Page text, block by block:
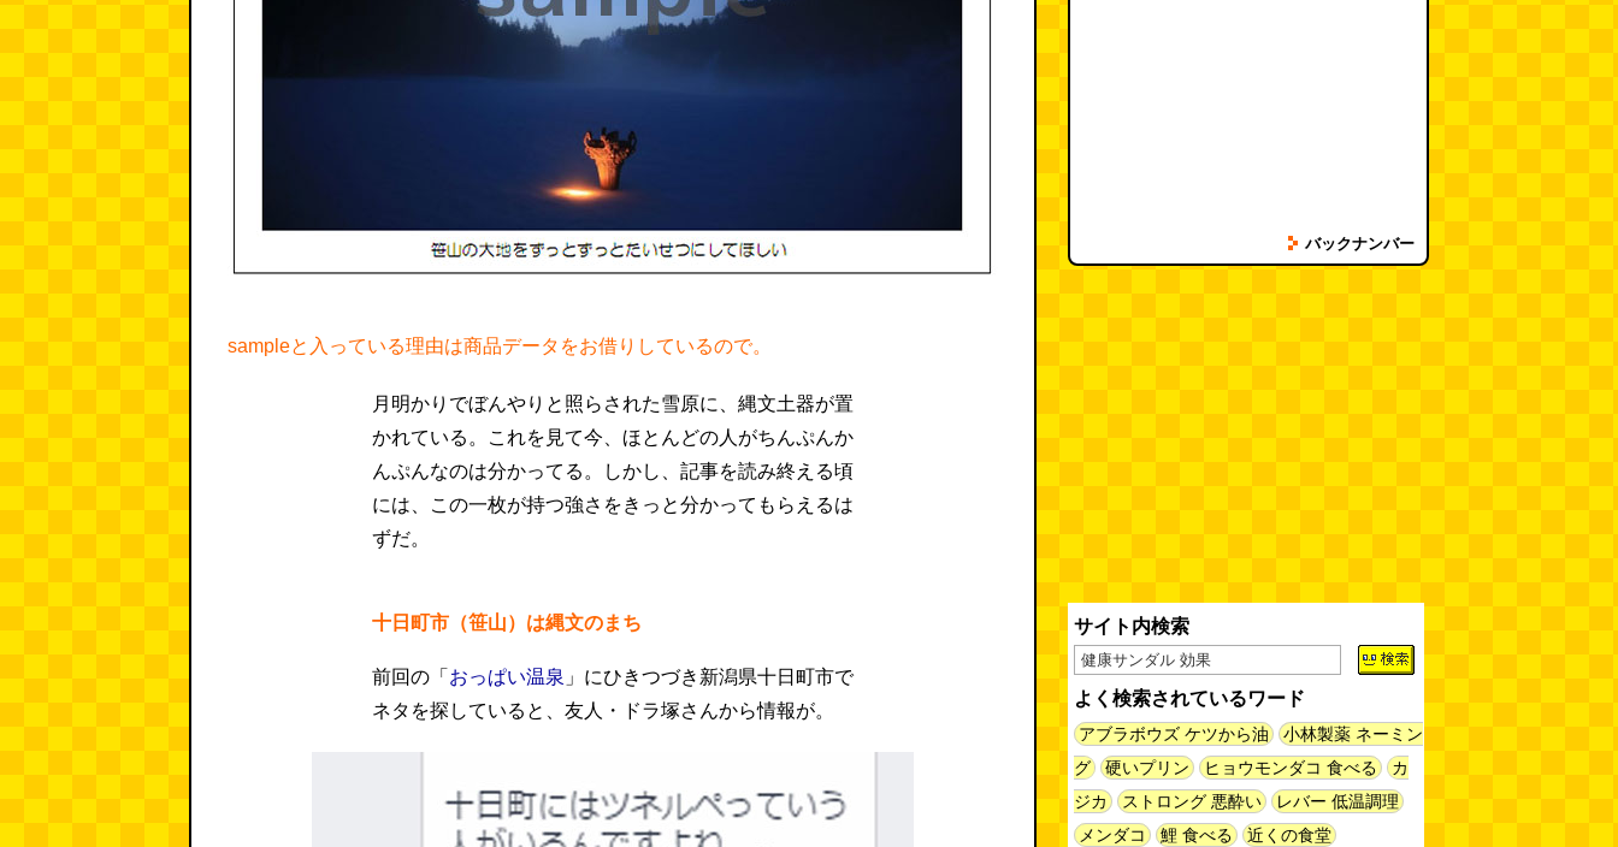
sampleと入っている理由は商品データをお借りしているので。
月明かりでぼんやりと照らされた雪原に、縄文土器が置
かれている。これを見て今、ほとんどの人がちんぷんか
んぷんなのは分かってる。しかし、記事を読み終える頃
には、この一枚が持つ強さをきっと分かってもらえるは
ずだ。
十日町市（笹山）は縄文のまち
前回の「 おっぱい温泉 」にひきつづき新潟県十日町市で
ネタを探していると、友人・ドラ塚さんから情報が。
バックナンバー
サイト内検索
よく検索されているワード
アブラボウズ ケツから油
小林製薬 ネーミン
グ
硬いプリン ヒョウモンダコ 食べる
カ
ジカ
ストロング 悪酔い
レバー 低温調理
メンダコ
鯉 食べる 近くの食堂